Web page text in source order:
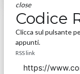
close
Codice
Clicca sul pulsante
appunti.
RSS link